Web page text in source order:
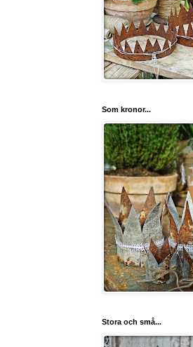
Som kronor...
Stora och små...